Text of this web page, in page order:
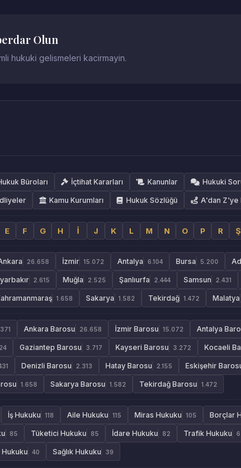
Olun
hukuki gelismeleri kacirmayin.
Büroları İçtihat Kararları Kanunlar Hukuki
Kamu Kurumları Hukuk Sözlüğü A'dan
E F G H İ J K L M N O P R Ş
26.658 İzmir 15.072 Antalya 6.104 Bursa 5.200
2.615 Muğla 2.525 Şanlıurfa 2.444 Samsun 2.431
1.658 Sakarya 1.582 Tekirdağ 1.472 Malatya
Ankara Barosu 26.658 İzmir Barosu 15.072 Antalya
Gaziantep Barosu 3.717 Kayseri Barosu 3.272 Kocaeli
Denizli Barosu 2.313 Hatay Barosu 2.155 Eskişehir
1.658 Sakarya Barosu 1.582 Tekirdağ Barosu 1.472
İş Hukuku 118 Aile Hukuku 115 Miras Hukuku 105 Borçlar
85 Tüketici Hukuku 85 İdare Hukuku 82 Trafik Hukuku
Hukuku 40 Sağlık Hukuku 39